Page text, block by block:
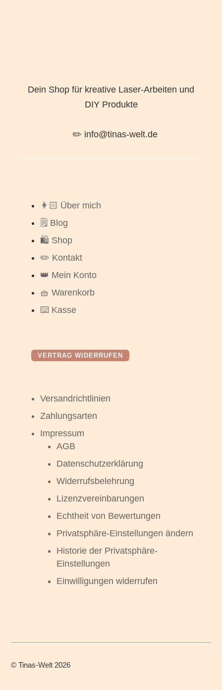
Dein Shop für kreative Laser-Arbeiten und
DIY Produkte
✏️ info@tinas-welt.de
👩🏻 Über mich
🗒️ Blog
🛍️ Shop
✏️ Kontakt
👑 Mein Konto
🧺 Warenkorb
⌨️ Kasse
VERTRAG WIDERRUFEN
Versandrichtlinien
Zahlungsarten
Impressum
AGB
Datenschutzerklärung
Widerrufsbelehrung
Lizenzvereinbarungen
Echtheit von Bewertungen
Privatsphäre-Einstellungen ändern
Historie der Privatsphäre-
Einstellungen
Einwilligungen widerrufen
©Tinas-Welt 2026